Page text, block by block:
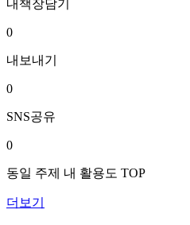
내책장담기
0
내보내기
0
SNS공유
0
동일 주제 내 활용도 TOP
더보기